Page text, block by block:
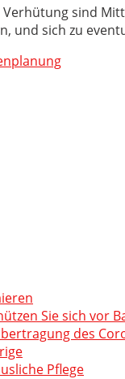
sind
und sich zu
Sie sich vor
des
Pflege